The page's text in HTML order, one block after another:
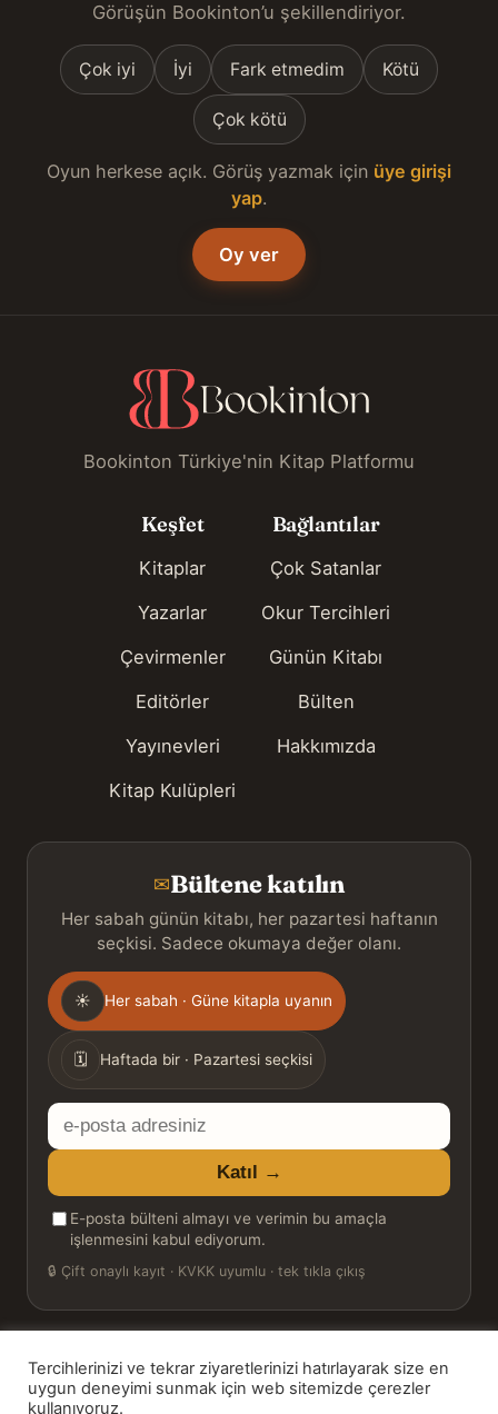
Görüşün Bookinton’u şekillendiriyor.
Çok iyi İyi Fark etmedim Kötü
Çok kötü
Oyun herkese açık. Görüş yazmak için üye girişi
yap.
Oy ver
Bookinton Türkiye'nin Kitap Platformu
Keşfet
Kitaplar
Yazarlar
Çevirmenler
Editörler
Yayınevleri
Kitap Kulüpleri
Bağlantılar
Çok Satanlar
Okur Tercihleri
Günün Kitabı
Bülten
Hakkımızda
✉Bültene katılın
Her sabah günün kitabı, her pazartesi haftanın
seçkisi. Sadece okumaya değer olanı.
Gönderim
sıklığı
☀ Her sabah · Güne kitapla uyanın
🗓 Haftada bir · Pazartesi seçkisi
E-
posta
adresiniz
Katıl →
E-posta bülteni almayı ve verimin bu amaçla
işlenmesini kabul ediyorum.
🔒 Çift onaylı kayıt · KVKK uyumlu · tek tıkla çıkış
© 2026 Bookinton — Türkiye’nin Kitap Platformu
Tercihlerinizi ve tekrar ziyaretlerinizi hatırlayarak size en
uygun deneyimi sunmak için web sitemizde çerezler
kullanıyoruz.